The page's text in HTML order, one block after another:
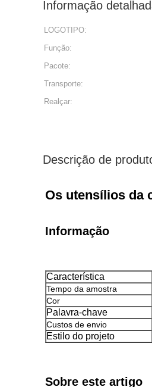
Informação
LOGOTIPO:
Função:
Pacote:
Transporte:
Realçar:
Descrição de
Os utensílios da
Informação
Característica
Tempo da amostra
Cor
Palavra-chave
Custos de envio
Estilo do projeto
Sobre este artigo